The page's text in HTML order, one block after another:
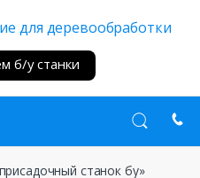
для деревообработки
б/у станки
станок бу»